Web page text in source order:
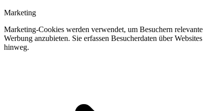
Marketing
Marketing-Cookies werden verwendet, um Besuchern relevante
Werbung anzubieten. Sie erfassen Besucherdaten über Websites
hinweg.